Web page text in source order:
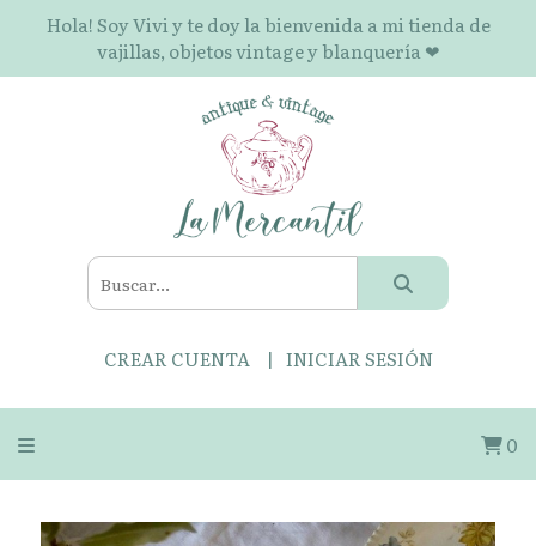
Hola! Soy Vivi y te doy la bienvenida a mi tienda de
vajillas, objetos vintage y blanquería ❤
CREAR CUENTA INICIAR SESIÓN
0